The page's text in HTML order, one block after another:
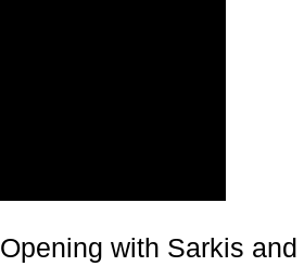
Opening with Sarkis